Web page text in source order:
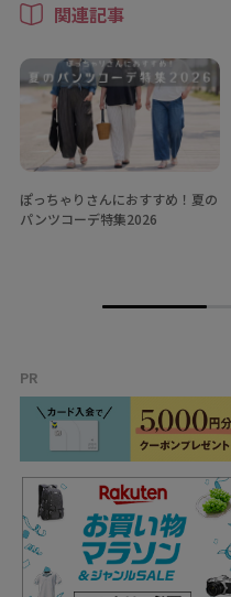
関連記事
ぽっちゃりさんにおすすめ！夏の
パンツコーデ特集2026
PR